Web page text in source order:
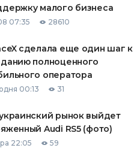
ПО
ПОЛИСЫ
КОМПАНИИ
малого бизнеса
07:35 28610
сделала еще один шаг к
полноценного
оператора
00:13 31
рынок выйдет
Audi RS5 (фото)
22:05 59